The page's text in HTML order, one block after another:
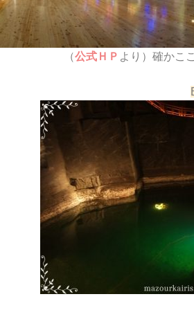
（公式ＨＰ より）確かこ